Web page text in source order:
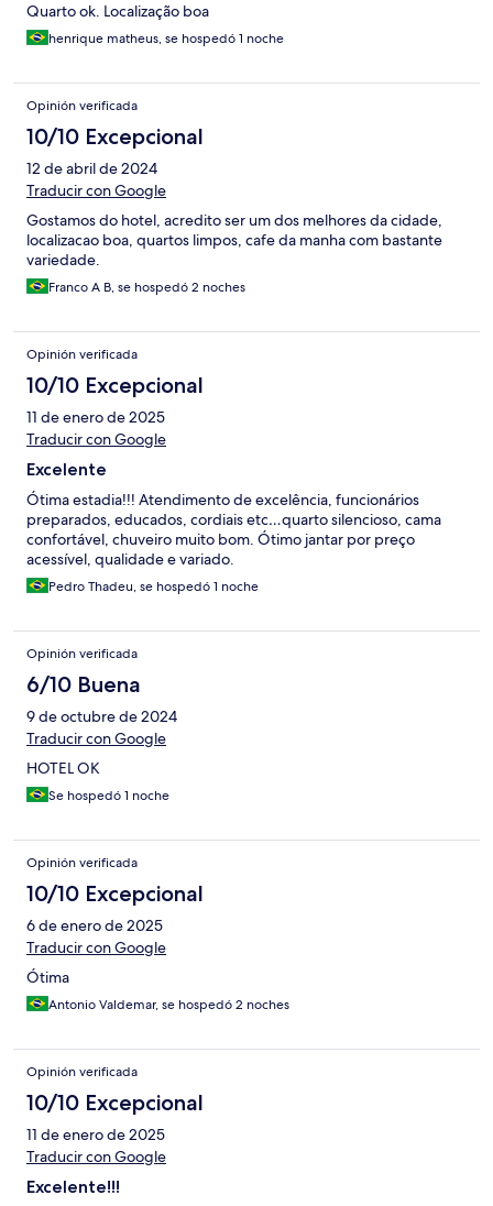
Quarto ok. Localização boa
henrique matheus, se hospedó 1 noche
Opinión verificada
10/10 Excepcional
12 de abril de 2024
Traducir con Google
Gostamos do hotel, acredito ser um dos melhores da cidade,
localizacao boa, quartos limpos, cafe da manha com bastante
variedade.
Franco A B, se hospedó 2 noches
Opinión verificada
10/10 Excepcional
11 de enero de 2025
Traducir con Google
Excelente
Ótima estadia!!! Atendimento de excelência, funcionários
preparados, educados, cordiais etc…quarto silencioso, cama
confortável, chuveiro muito bom. Ótimo jantar por preço
acessível, qualidade e variado.
Pedro Thadeu, se hospedó 1 noche
Opinión verificada
6/10 Buena
9 de octubre de 2024
Traducir con Google
HOTEL OK
Se hospedó 1 noche
Opinión verificada
10/10 Excepcional
6 de enero de 2025
Traducir con Google
Ótima
Antonio Valdemar, se hospedó 2 noches
Opinión verificada
10/10 Excepcional
11 de enero de 2025
Traducir con Google
Excelente!!!